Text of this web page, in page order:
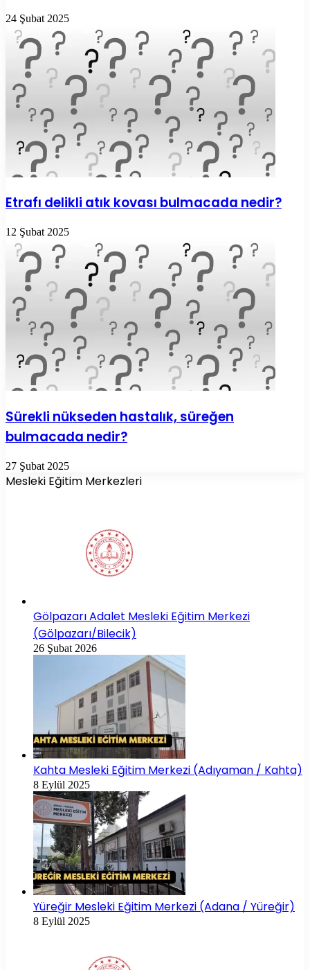
24 Şubat 2025
Etrafı delikli atık kovası bulmacada nedir?
12 Şubat 2025
Sürekli nükseden hastalık, süreğen
bulmacada nedir?
27 Şubat 2025
Mesleki Eğitim Merkezleri
Gölpazarı Adalet Mesleki Eğitim Merkezi
(Gölpazarı/Bilecik)
26 Şubat 2026
Kahta Mesleki Eğitim Merkezi (Adıyaman / Kahta)
8 Eylül 2025
Yüreğir Mesleki Eğitim Merkezi (Adana / Yüreğir)
8 Eylül 2025